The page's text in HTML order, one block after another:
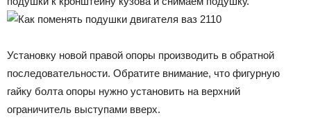
Установку новой правой опоры производить в обратной
последовательности. Обратите внимание, что фигурную
гайку болта опоры нужно установить на верхний
ограничитель выступами вверх.